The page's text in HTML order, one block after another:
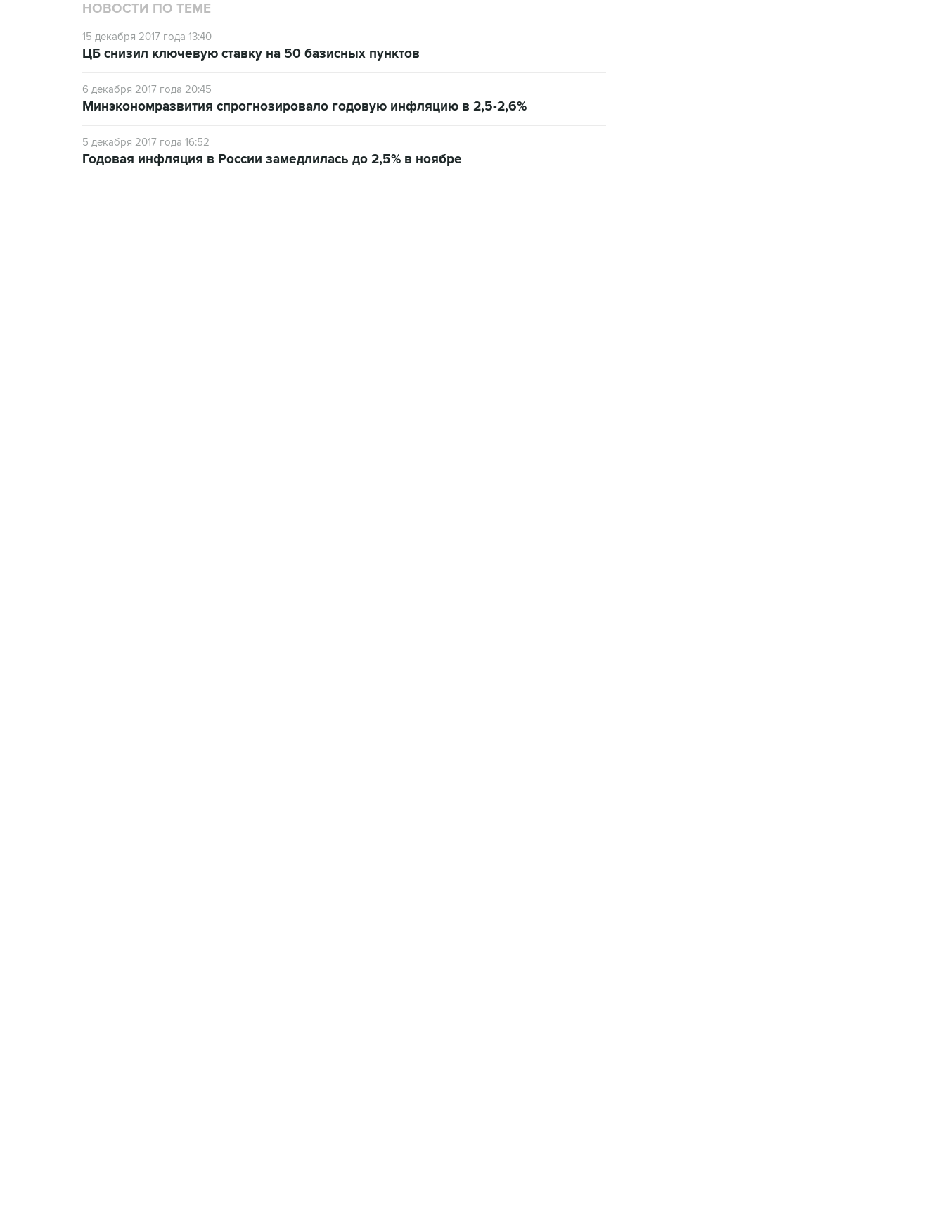
НОВОСТИ ПО ТЕМЕ
15 декабря 2017 года 13:40
ЦБ снизил ключевую ставку на 50 базисных пунктов
6 декабря 2017 года 20:45
Минэкономразвития спрогнозировало годовую инфляцию в 2,5-2,6%
5 декабря 2017 года 16:52
Годовая инфляция в России замедлилась до 2,5% в ноябре